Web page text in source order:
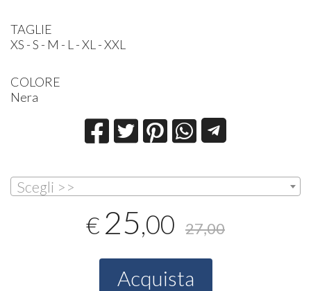
TAGLIE
XS - S - M - L - XL - XXL
COLORE
Nera
Scegli >>
€ 25,00 27,00
Acquista